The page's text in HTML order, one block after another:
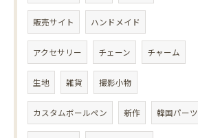
販売サイト ハンドメイド
アクセサリー チェーン チャーム
生地 雑貨 撮影小物
カスタムボールペン 新作 韓国パーツ